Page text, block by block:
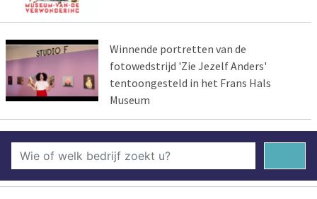
Winnende portretten van de
fotowedstrijd 'Zie Jezelf Anders'
tentoongesteld in het Frans Hals
Museum